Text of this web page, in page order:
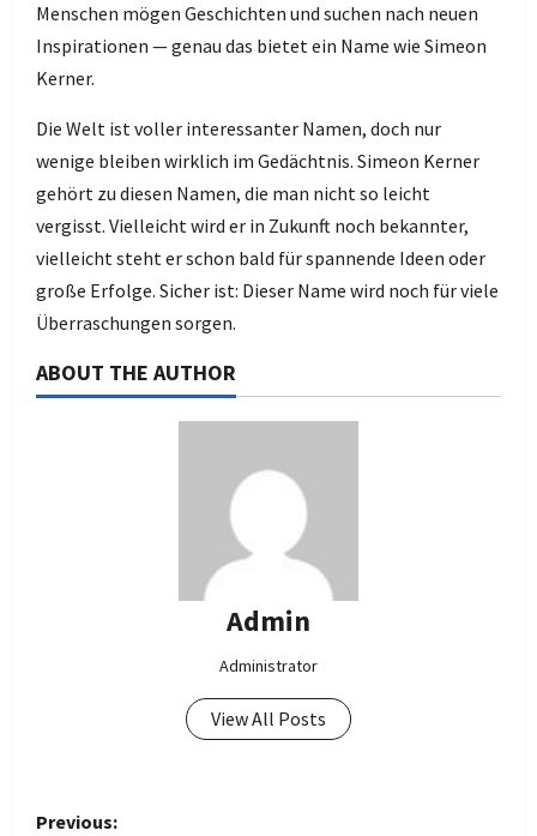
Menschen mögen Geschichten und suchen nach neuen
Inspirationen — genau das bietet ein Name wie Simeon
Kerner.
Die Welt ist voller interessanter Namen, doch nur
wenige bleiben wirklich im Gedächtnis. Simeon Kerner
gehört zu diesen Namen, die man nicht so leicht
vergisst. Vielleicht wird er in Zukunft noch bekannter,
vielleicht steht er schon bald für spannende Ideen oder
große Erfolge. Sicher ist: Dieser Name wird noch für viele
Überraschungen sorgen.
ABOUT THE AUTHOR
Admin
Administrator
View All Posts
P
Previous: